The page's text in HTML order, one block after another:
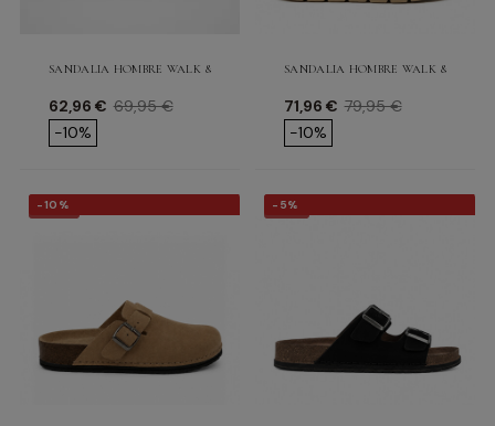
SANDALIA HOMBRE WALK & FLY BODO
Precio
62,96 € Precio base
69,95 €
-10%
SANDALIA HOMBRE WALK & FLY
Precio
71,96 € Precio base
79,95 €
-10%
-10%
-10% -5%
-5%